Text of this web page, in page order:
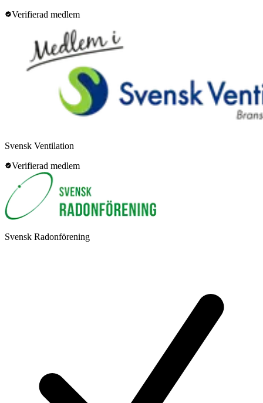
Verifierad medlem
Svensk Ventilation
Verifierad medlem
Svensk Radonförening